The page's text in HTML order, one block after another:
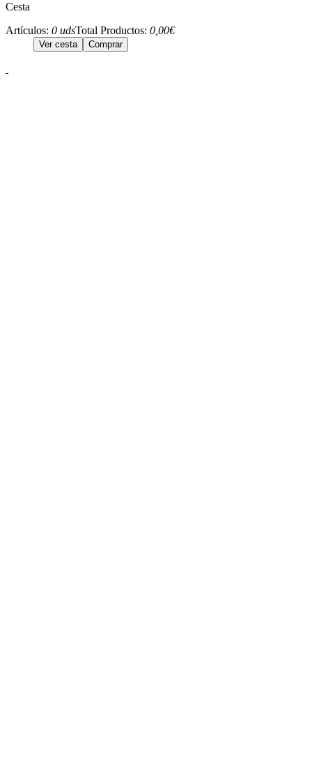
Cesta
Artículos: 0 udsTotal Productos: 0,00€